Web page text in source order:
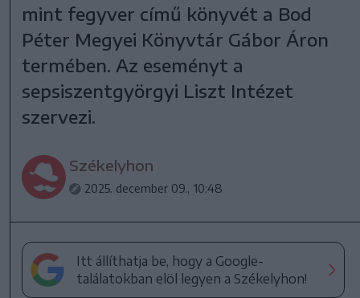
mint fegyver című könyvét a Bod
Péter Megyei Könyvtár Gábor Áron
termében. Az eseményt a
sepsiszentgyörgyi Liszt Intézet
szervezi.
Székelyhon
2025. december 09., 10:48
Itt állíthatja be, hogy a Google-
találatokban elöl legyen a Székelyhon!